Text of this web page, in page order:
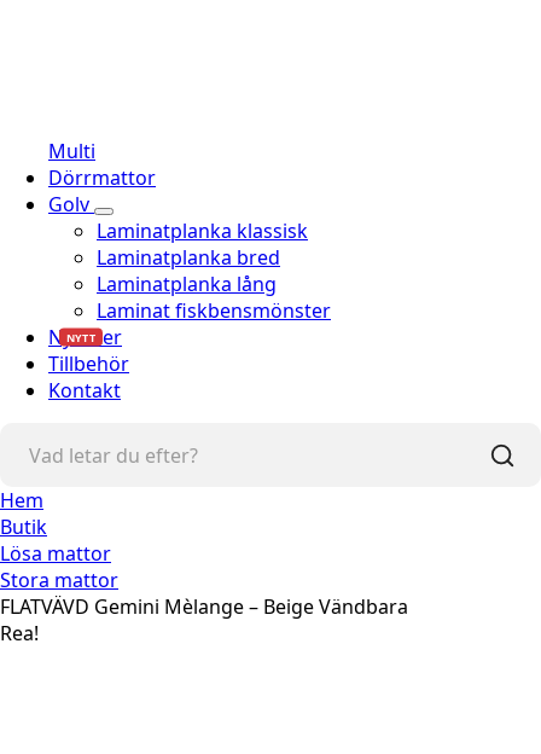
Multi
Dörrmattor
Golv
Laminatplanka klassisk
Laminatplanka bred
Laminatplanka lång
Laminat fiskbensmönster
Nyheter
NYTT
Tillbehör
Kontakt
Hem
Butik
Lösa mattor
Stora mattor
FLATVÄVD Gemini Mèlange – Beige Vändbara
Rea!